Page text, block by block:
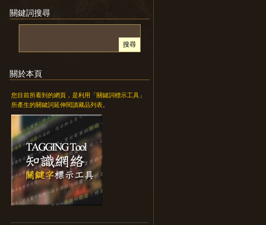
關鍵詞搜尋
關於本頁
您目前所看到的網頁，是利用「關鍵詞標示工具」
所產生的關鍵詞延伸閱讀藏品列表。